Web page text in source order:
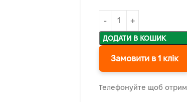
ДОДАТИ В КОШИК
Замовити в 1 клік
Телефонуйте щоб